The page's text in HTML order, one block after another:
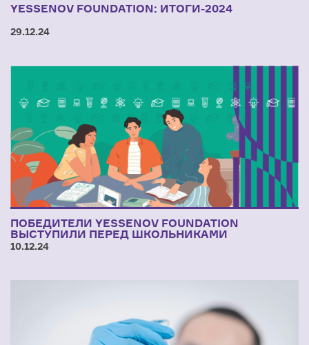
YESSENOV FOUNDATION: ИТОГИ-2024
29.12.24
ПОБЕДИТЕЛИ YESSENOV FOUNDATION
ВЫСТУПИЛИ ПЕРЕД ШКОЛЬНИКАМИ
10.12.24